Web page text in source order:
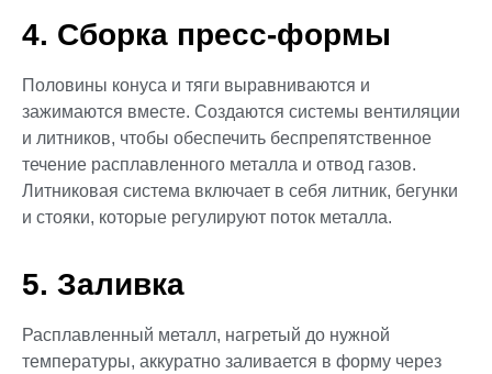
4. Сборка пресс-формы
Половины конуса и тяги выравниваются и
зажимаются вместе. Создаются системы вентиляции
и литников, чтобы обеспечить беспрепятственное
течение расплавленного металла и отвод газов.
Литниковая система включает в себя литник, бегунки
и стояки, которые регулируют поток металла.
5. Заливка
Расплавленный металл, нагретый до нужной
температуры, аккуратно заливается в форму через